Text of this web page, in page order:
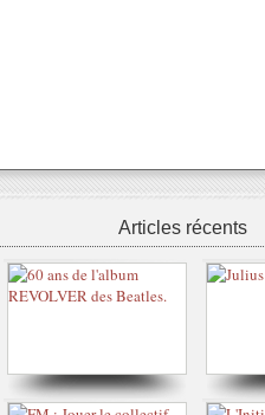
Articles récents